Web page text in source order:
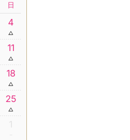
日
4
11
18
25
1